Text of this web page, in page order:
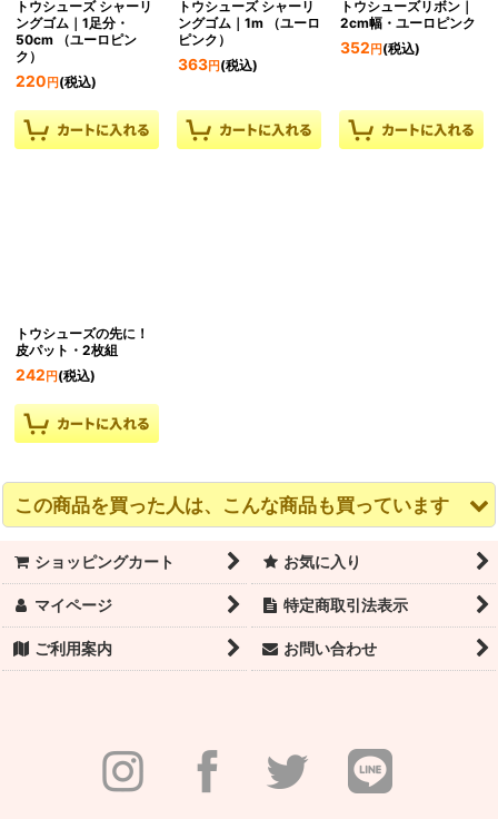
トウシューズ シャーリ
ングゴム｜1足分・
50cm （ユーロピン
ク）
220 円 (税込)
トウシューズ シャーリ
ングゴム｜1m （ユーロ
ピンク）
363円(税込)
トウシューズリボン｜
2cm幅・ユーロピンク
352 円(税込)
トウシューズの先に！
皮パット・2枚組
242 円 (税込)
この商品を買った人は、こんな商品も買っています
トレッチ ライトピンク
2,860 (税込) 4,400
ショッピングカート お気に入り
マイページ 特定商取引法表示
ご利用案内 お問い合わせ